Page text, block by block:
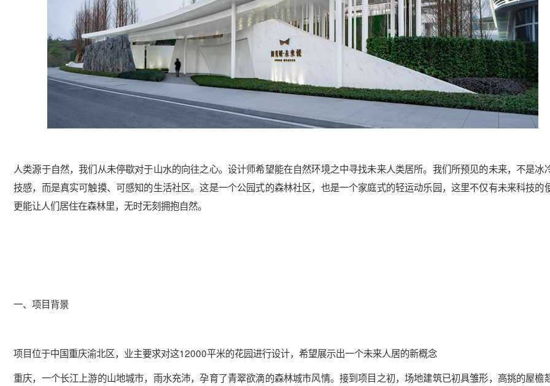
人类源于自然，我们从未停歇对于山水的向往之心。设计师希望能在自然环境之中寻找未来人类居所。我们所预见的未来，不是冰
技感，而是真实可触摸、可感知的生活社区。这是一个公园式的森林社区，也是一个家庭式的轻运动乐园，这里不仅有未来科技的
更能让人们居住在森林里，无时无刻拥抱自然。
一、项目背景
项目位于中国重庆渝北区，业主要求对这12000平米的花园进行设计，希望展示出一个未来人居的新概念
重庆，一个长江上游的山地城市，雨水充沛，孕育了青翠欲滴的森林城市风情。接到项目之初，场地建筑已初具雏形，高挑的屋檐